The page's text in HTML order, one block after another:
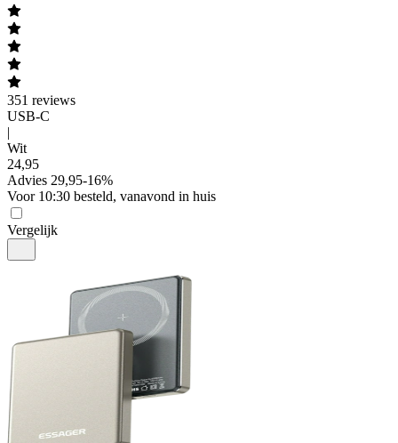
351 reviews
USB-C
|
Wit
24,95
Advies 29,95-16%
Voor 10:30 besteld, vanavond in huis
Vergelijk